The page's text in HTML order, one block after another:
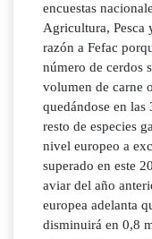
encuestas
Agricultura, Pesca
razón a Fefac
número de cerdos
volumen de carne
quedándose en
resto de especies
nivel europeo a
superado en este
aviar del año
europea adelanta
disminuirá en 0,8